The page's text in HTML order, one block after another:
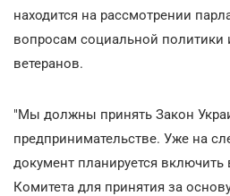
находится на рассмотрении
вопросам социальной политики
ветеранов.
"Мы должны принять Закон
предпринимательстве. Уже на
документ планируется включить
Комитета для принятия за